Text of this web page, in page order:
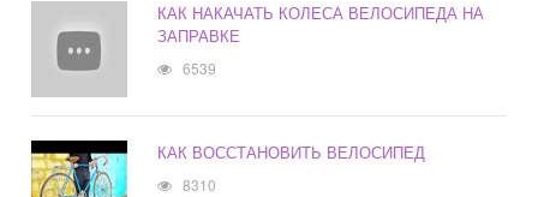
КАК НАКАЧАТЬ КОЛЕСА ВЕЛОСИПЕДА НА
ЗАПРАВКЕ
6539
КАК ВОССТАНОВИТЬ ВЕЛОСИПЕД
8310